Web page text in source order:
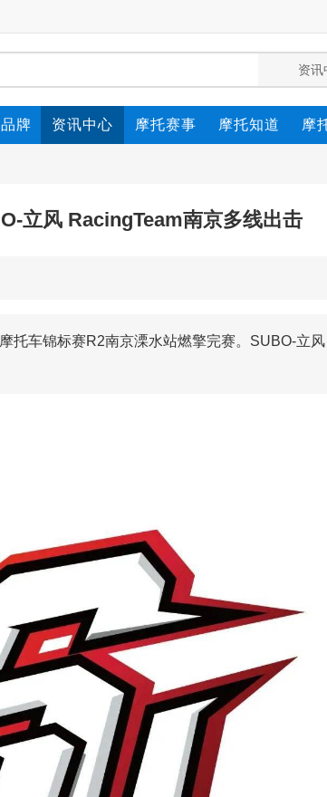
牌 资讯中心 摩托赛事 摩托知道 摩
立风 RacingTeam南京多线出击
托车锦标赛R2南京溧水站燃擎完赛。SUBO-立